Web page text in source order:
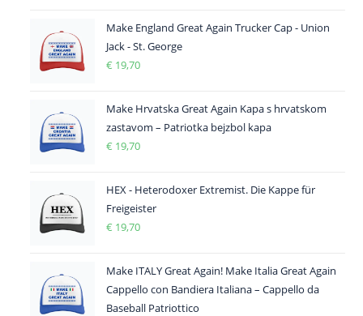
Make England Great Again Trucker Cap - Union
Jack - St. George
€ 19,70
Make Hrvatska Great Again Kapa s hrvatskom
zastavom – Patriotka bejzbol kapa
€ 19,70
HEX - Heterodoxer Extremist. Die Kappe für
Freigeister
€ 19,70
Make ITALY Great Again! Make Italia Great Again
Cappello con Bandiera Italiana – Cappello da
Baseball Patriottico